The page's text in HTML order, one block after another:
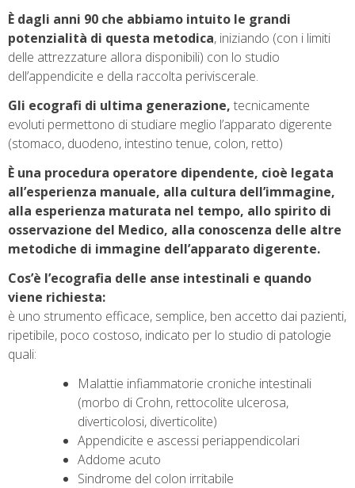
È dagli anni 90 che abbiamo intuito le grandi
potenzialità di questa metodica, iniziando (con i limiti
delle attrezzature allora disponibili) con lo studio
dell’appendicite e della raccolta periviscerale.
Gli ecografi di ultima generazione, tecnicamente
evoluti permettono di studiare meglio l’apparato digerente
(stomaco, duodeno, intestino tenue, colon, retto)
È una procedura operatore dipendente, cioè legata
all’esperienza manuale, alla cultura dell’immagine,
alla esperienza maturata nel tempo, allo spirito di
osservazione del Medico, alla conoscenza delle altre
metodiche di immagine dell’apparato digerente.
Cos’è l’ecografia delle anse intestinali e quando
viene richiesta:
è uno strumento efficace, semplice, ben accetto dai pazienti,
ripetibile, poco costoso, indicato per lo studio di patologie
quali:
Malattie infiammatorie croniche intestinali
(morbo di Crohn, rettocolite ulcerosa,
diverticolosi, diverticolite)
Appendicite e ascessi periappendicolari
Addome acuto
Sindrome del colon irritabile